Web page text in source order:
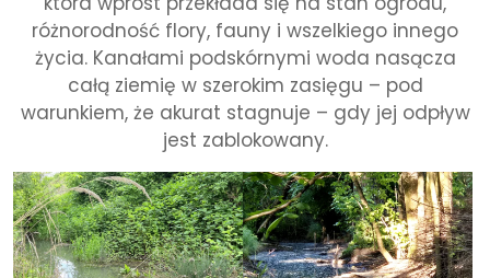
różnorodność flory, fauny i wszelkiego innego
życia. Kanałami podskórnymi woda nasącza
całą ziemię w szerokim zasięgu – pod
warunkiem, że akurat stagnuje – gdy jej odpływ
jest zablokowany.